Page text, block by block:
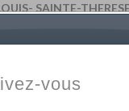
SAINTE-THERESE
votre
scolaire
vous